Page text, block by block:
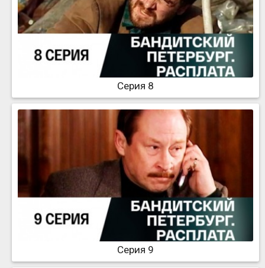
Серия 8
Серия 9